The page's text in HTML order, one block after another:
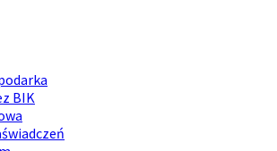
BIK